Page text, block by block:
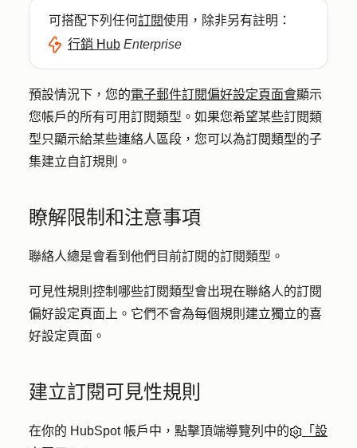
可搭配下列任何訂閱使用，除非另有註明：
行銷 Hub Enterprise
預設情況下，您的電子郵件訂閱偏好設定頁面會顯示
您帳戶的所有可用訂閱類型。如果您希望某些訂閱類
型只顯示給某些連絡人區段，您可以為訂閱類型的子
集建立自訂規則。
瞭解限制和注意事項
聯絡人總是會看到他們目前訂閱的訂閱類型。
可見性規則控制哪些訂閱類型會出現在聯絡人的訂閱
偏好設定頁面上。它們不會為每個規則建立獨立的喜
好設定頁面。
建立訂閱可見性規則
在你的 HubSpot 帳戶中，點擊頂端導覽列中的
「設